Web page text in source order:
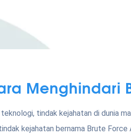
Menghindari
tindak kejahatan di dunia
kejahatan bernama Brute